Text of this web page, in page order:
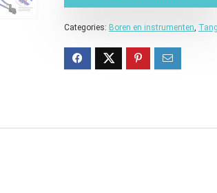
Categories: Boren en instrumenten,